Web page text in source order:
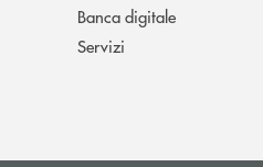
Banca digitale
Servizi